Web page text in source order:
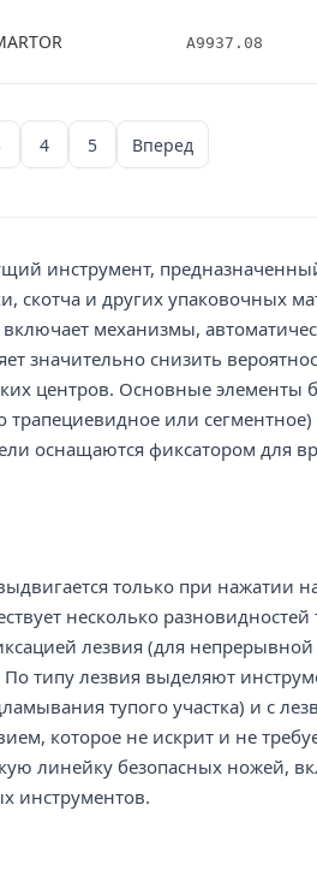
A9937.08
4 5 Вперед
инструмент,
скотча и других упаковочных
механизмы,
значительно снизить
центров. Основные элементы
трапециевидное или
оснащаются фиксатором для
только при нажатии
несколько
лезвия (для
типу лезвия выделяют
тупого участка) и с
которое не искрит и не
линейку безопасных ножей,
инструментов.